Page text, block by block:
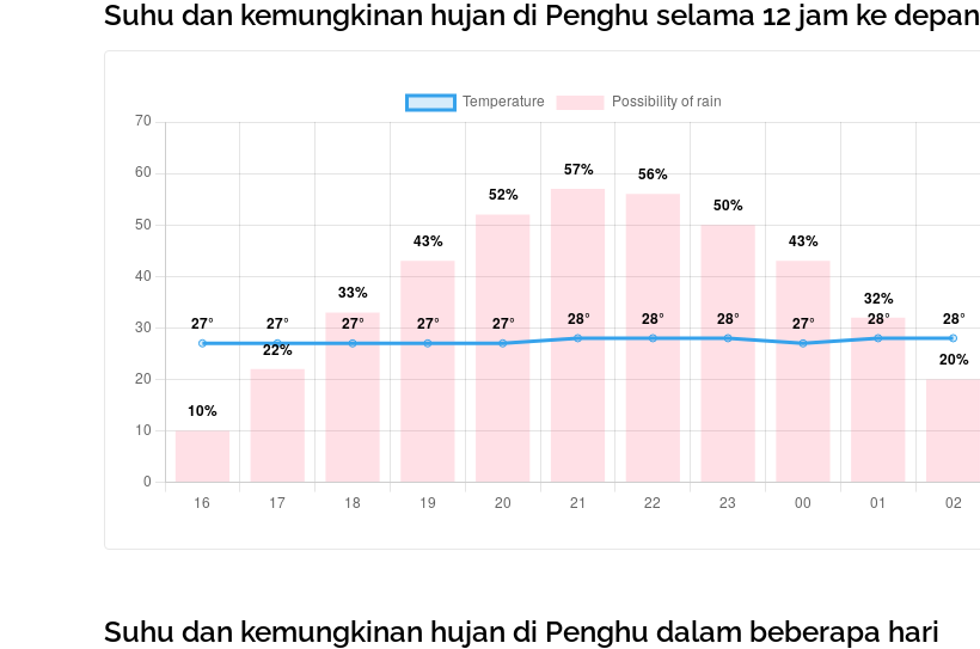
Suhu dan kemungkinan hujan di Penghu selama 12 jam ke depan
Suhu dan kemungkinan hujan di Penghu dalam beberapa hari